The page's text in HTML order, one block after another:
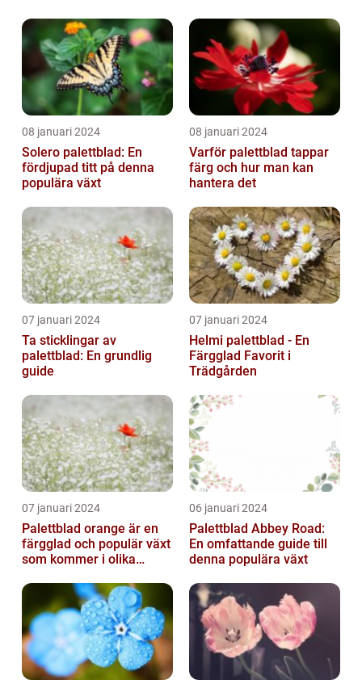
08 januari 2024
Solero palettblad: En
fördjupad titt på denna
populära växt
08 januari 2024
Varför palettblad tappar
färg och hur man kan
hantera det
07 januari 2024
Ta sticklingar av
palettblad: En grundlig
guide
07 januari 2024
Helmi palettblad - En
Färgglad Favorit i
Trädgården
07 januari 2024
Palettblad orange är en
färgglad och populär växt
som kommer i olika
06 januari 2024
Palettblad Abbey Road:
En omfattande guide till
denna populära växt